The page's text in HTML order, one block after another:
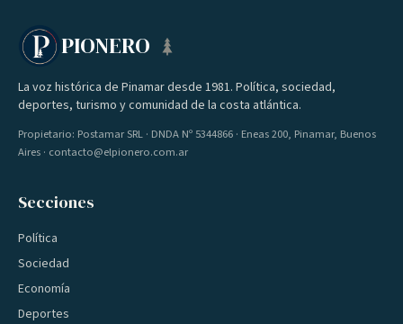
PIONERO
La voz histórica de Pinamar desde 1981. Política, sociedad,
deportes, turismo y comunidad de la costa atlántica.
Propietario: Postamar SRL · DNDA Nº 5344866 · Eneas 200, Pinamar, Buenos
Aires · contacto@elpionero.com.ar
Secciones
Política
Sociedad
Economía
Deportes